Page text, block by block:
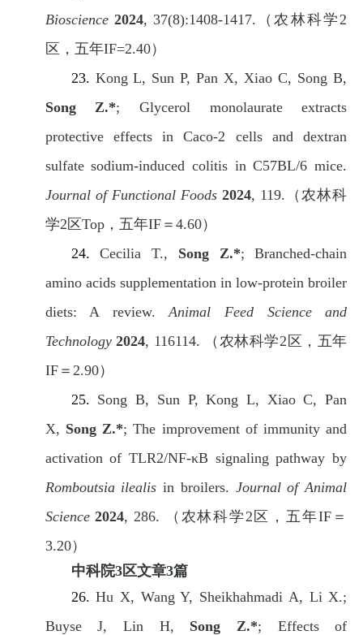
Bioscience 2024, 37(8):1408-1417. （农林科学2
区，五年IF=2.40）
23. Kong L, Sun P, Pan X, Xiao C, Song B,
Song Z.*; Glycerol monolaurate extracts
protective effects in Caco-2 cells and dextran
sulfate sodium-induced colitis in C57BL/6 mice.
Journal of Functional Foods 2024, 119. （农林科
学2 区Top，五年IF＝ 4.60）
24.Cecilia T., Song Z.*; Branched-chain
amino acids supplementation in low-protein broiler
diets: A review.Animal Feed Science and
Technology2024, 116114. （农林科学2 区，五年
IF＝ 2.90）
25. Song B, Sun P, Kong L, Xiao C, Pan
X, Song Z.*; The improvement of immunity and
activation of TLR2/NF-κB signaling pathway by
Romboutsia ilealis in broilers. Journal of Animal
Science2024, 286. （农林科学2 区，五年IF＝
3.20）
中科院3区文章3篇
26.Hu X, Wang Y, Sheikhahmadi A, Li X.;
Buyse J, Lin H, Song Z.*; Effects of